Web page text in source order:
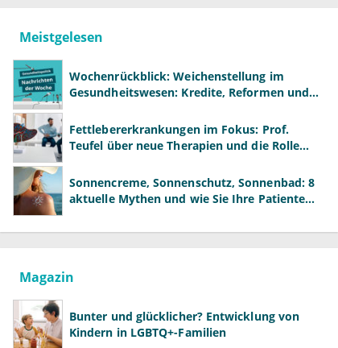
Meistgelesen
Wochenrückblick: Weichenstellung im
Gesundheitswesen: Kredite, Reformen und
Fettlebererkrankungen im Fokus: Prof.
Teufel über neue Therapien und die Rolle
Sonnencreme, Sonnenschutz, Sonnenbad: 8
aktuelle Mythen und wie Sie Ihre Patienten
Magazin
Bunter und glücklicher? Entwicklung von
Kindern in LGBTQ+-Familien